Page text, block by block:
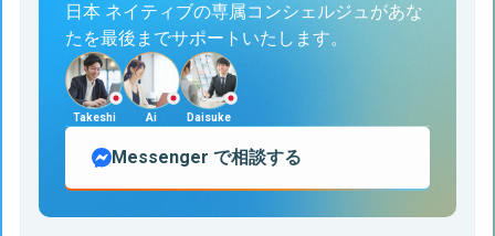
日本 ネイティブの専属コンシェルジュがあな
たを最後までサポートいたします。
Takeshi Ai Daisuke
Messenger で相談する